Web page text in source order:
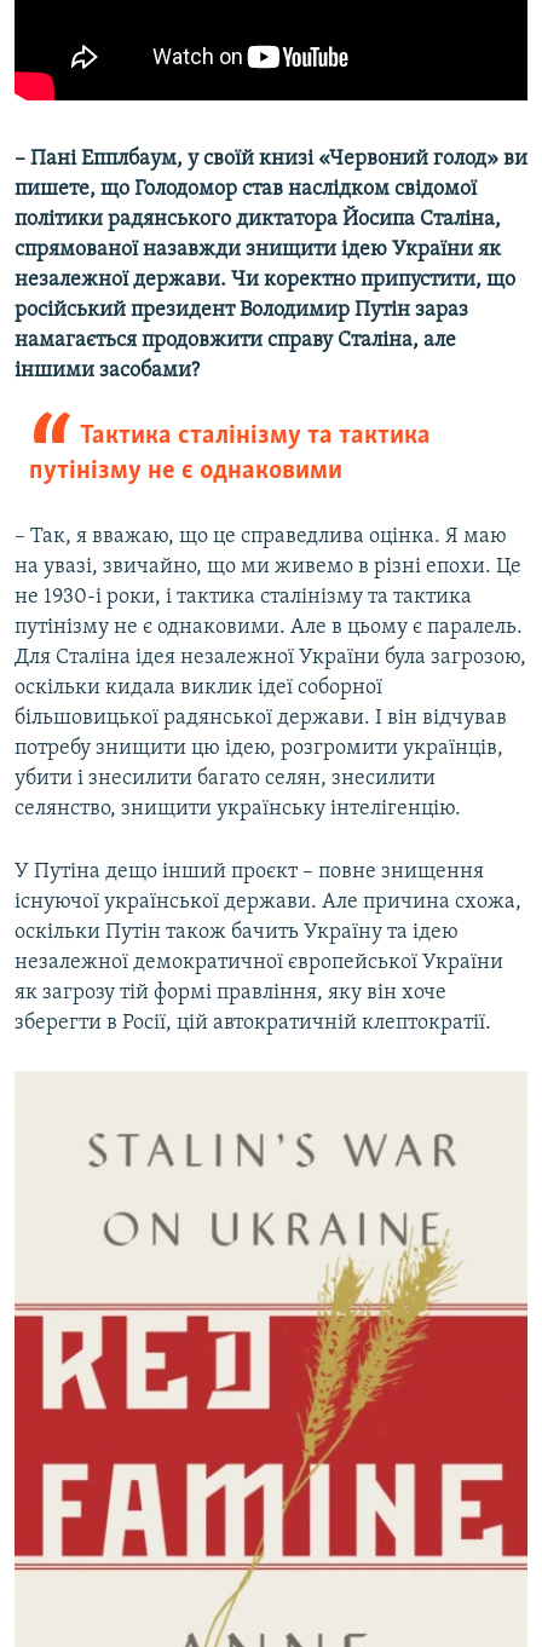
– ПаніЕпплбаум, у своїй книзі «Червоний голод» ви
пишете, що Голодомор став наслідком свідомої
політики радянського диктатора Йосипа Сталіна,
спрямованої назавжди знищити ідею України як
незалежної держави. Чи коректно припустити, що
російський президент Володимир Путін зараз
намагається продовжити справу Сталіна, але
іншими засобами?
Тактика сталінізму та тактика
путінізму не є однаковими
– Так, я вважаю, що це справедлива оцінка. Я маю
на увазі, звичайно, що ми живемо в різні епохи. Це
не 1930-і роки, і тактика сталінізму та тактика
путінізму не є однаковими. Але в цьому є паралель.
Для Сталіна ідея незалежної України була загрозою,
оскільки кидала виклик ідеї соборної
більшовицької радянської держави. І він відчував
потребу знищити цю ідею, розгромити українців,
убити і знесилити багато селян, знесилити
селянство, знищити українську інтелігенцію.
У Путіна дещо інший проєкт – повне знищення
існуючої української держави. Але причина схожа,
оскільки Путін також бачить Україну та ідею
незалежної демократичної європейської України
як загрозу тій формі правління, яку він хоче
зберегти в Росії, цій автократичній клептократії.